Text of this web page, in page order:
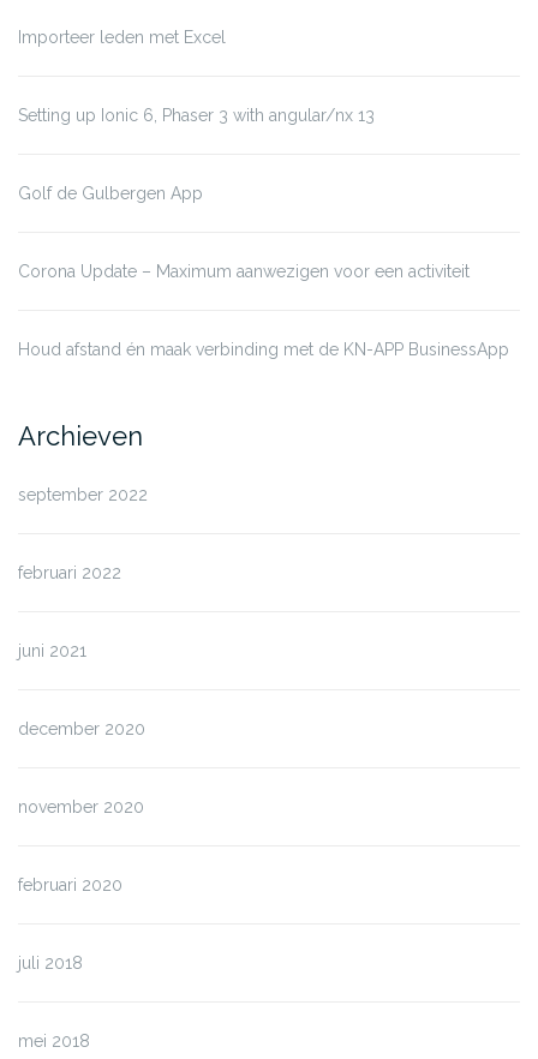
Importeer leden met Excel
Setting up Ionic 6, Phaser 3 with angular/nx 13
Golf de Gulbergen App
Corona Update – Maximum aanwezigen voor een activiteit
Houd afstand én maak verbinding met de KN-APP BusinessApp
Archieven
september 2022
februari 2022
juni 2021
december 2020
november 2020
februari 2020
juli 2018
mei 2018